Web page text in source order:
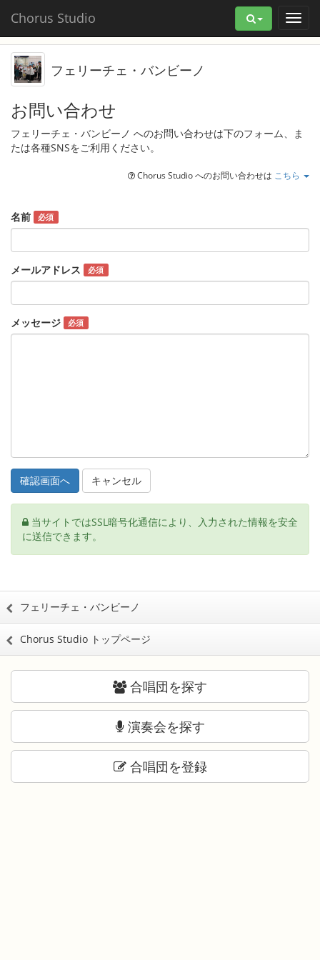
Chorus Studio
フェリーチェ・バンビーノ
お問い合わせ
フェリーチェ・バンビーノ へのお問い合わせは下のフォーム、ま
たは各種SNSをご利用ください。
Chorus Studio へのお問い合わせは こちら
名前 必須
メールアドレス 必須
メッセージ 必須
キャンセル
当サイトではSSL暗号化通信により、入力された情報を安全
に送信できます。
フェリーチェ・バンビーノ
Chorus Studio トップページ
合唱団を探す
演奏会を探す
合唱団を登録